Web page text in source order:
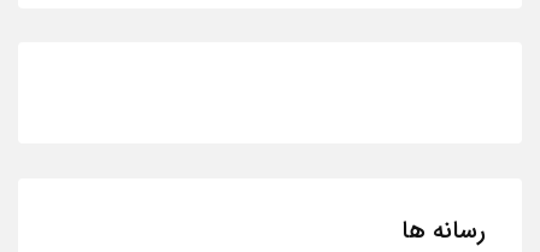
رسانه ها